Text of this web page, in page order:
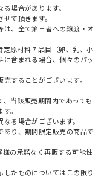
場合があります。
て頂きます。
、全て第三者への譲渡・オ
原材料７品目（卵、乳、小
含まれる場合、個々のパッ
することがございます。
当該販売期間内であっても
。
る場合がございます。
り、期間限定販売の商品で
の承諾なく再販する可能性
たものについてはこの限り